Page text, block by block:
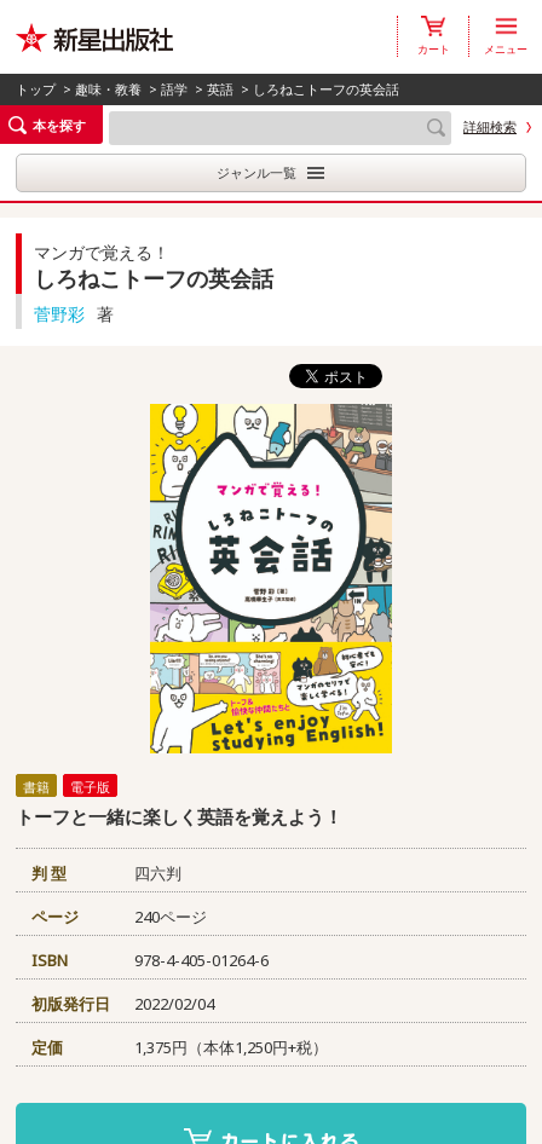
カート メニュー
トップ >趣味・教養 >語学 >英語 > しろねこトーフの英会話
本を探す
詳細検索
ジャンル一覧
マンガで覚える！
しろねこトーフの英会話
菅野彩 著
書籍 電子版
トーフと一緒に楽しく英語を覚えよう！
判 型
四六判
ページ
240ページ
ISBN
978-4-405-01264-6
初版発行日
2022/02/04
定価
1,375円（本体1,250円+税）